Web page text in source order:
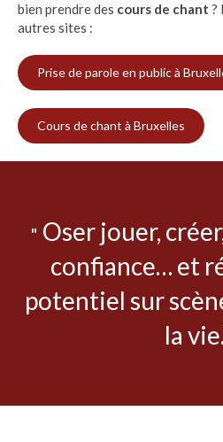
bien prendre des cours de chant ?
autres sites :
Prise de parole en public à
Cours de chant à Bruxelles
" Oser jouer,
confiance… et
potentiel sur
la